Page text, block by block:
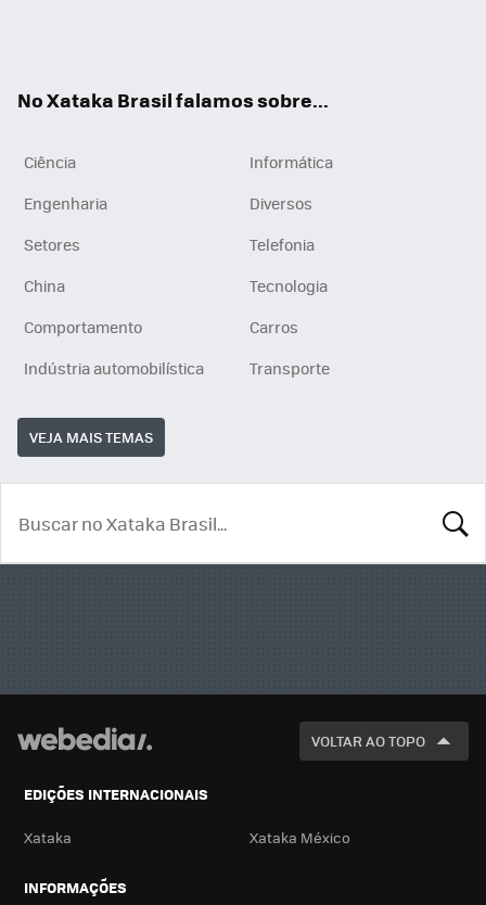
No Xataka Brasil falamos sobre...
Ciência
Informática
Engenharia
Diversos
Setores
Telefonia
China
Tecnologia
Comportamento
Carros
Indústria automobilística
Transporte
VEJA MAIS TEMAS
VOLTAR AO TOPO
EDIÇÕES INTERNACIONAIS
Xataka Xataka México
INFORMAÇÕES